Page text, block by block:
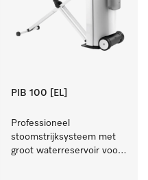
PIB 100 [EL]
Professioneel
stoomstrijksysteem met
groot waterreservoir voor